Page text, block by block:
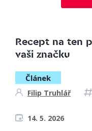
Recept na ten
vaši značku
Článek
Filip Truhlář
14. 5. 2026